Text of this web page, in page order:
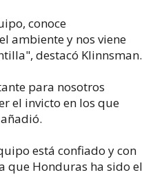
conoce
ambiente y nos viene
destacó Klinnsman.
para nosotros
el invicto en los que
está confiado y con
que Honduras ha sido el